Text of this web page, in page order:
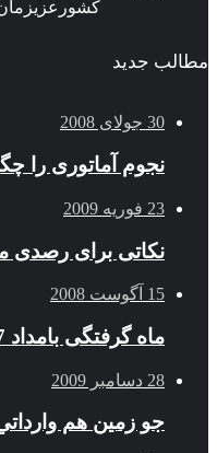
کشورعزیزمان
مطالب جدید
30 جولای 2008
نجوم آماتوری را
23 فوریه 2009
نکاتی برای رصدی
15 آگوست 2008
ماه گرفتگی بامداد 27 مردادماه 1387
28 دسامبر 2009
جو زمين هم